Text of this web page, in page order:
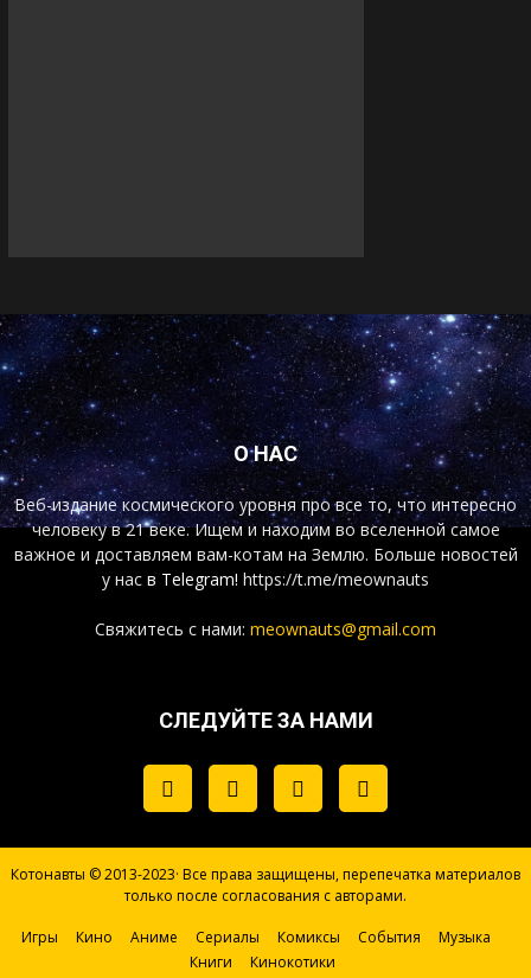
О НАС
Веб-издание космического уровня про все то, что интересно
человеку в 21 веке. Ищем и находим во вселенной самое
важное и доставляем вам-котам на Землю. Больше новостей
у нас в Telegram! https://t.me/meownauts
Свяжитесь с нами: meownauts@gmail.com
СЛЕДУЙТЕ ЗА НАМИ
Котонавты © 2013-2023· Все права защищены, перепечатка материалов
только после согласования с авторами.
Игры Кино Аниме Сериалы Комиксы События
Музыка
Книги
Кинокотики